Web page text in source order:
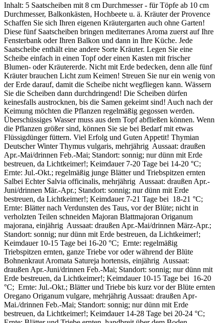
Inhalt: 5 Saatscheiben mit 8 cm Durchmesser - für Töpfe ab 10 cm
Durchmesser, Balkonkästen, Hochbeete u. ä. Kräuter der Provence
Schaffen Sie sich Ihren eigenen Kräutergarten auch ohne Garten!
Diese fünf Saatscheiben bringen mediterranes Aroma zuerst auf Ihre
Fensterbank oder Ihren Balkon und dann in Ihre Küche. Jede
Saatscheibe enthält eine andere Sorte Kräuter. Legen Sie eine
Scheibe einfach in einen Topf oder einen Kasten mit frischer
Blumen- oder Kräutererde. Nicht mit Erde bedecken, denn alle fünf
Kräuter brauchen Licht zum Keimen! Streuen Sie nur ein wenig von
der Erde darauf, damit die Scheibe nicht wegfliegen kann. Wässern
Sie die Scheiben dann durchdringend! Die Scheiben dürfen
keinesfalls austrocknen, bis die Samen gekeimt sind! Auch nach der
Keimung möchten die Pflanzen regelmäßig gegossen werden.
Überschüssiges Wasser muss aus dem Topf abfließen können. Wenn
die Pflanzen größer sind, können Sie sie bei Bedarf mit etwas
Flüssigdünger füttern. Viel Erfolg und Guten Appetit! Thymian
Deutscher Winter Thymus vulgaris, mehrjährig Aussaat: draußen
Apr.-Mai/drinnen Feb.-Mai; Standort: sonnig; nur dünn mit Erde
bestreuen, da Lichtkeimer!; Keimdauer 7-20 Tage bei 14-20 °C;
Ernte: Jul.-Okt.; regelmäßig junge Blätter und Triebspitzen ernten
Salbei Echter Salvia officinalis, mehrjährig Aussaat: draußen Apr.-
Juni/drinnen Mär.-Apr.; Standort: sonnig; nur dünn mit Erde
bestreuen, da Lichtkeimer!; Keimdauer 7-21 Tage bei 18-21 °C;
Ernte: Blätter nach Verdunsten des Taus, vor der Blüte; nicht in
verholzten Teilen schneiden Majoran Blattmajoran Origanum
majorana, einjährig Aussaat: draußen Apr.-Mai/drinnen März-Apr.;
Standort: sonnig; nur dünn mit Erde bestreuen, da Lichtkeimer!;
Keimdauer 10-15 Tage bei 16-20 °C; Ernte: regelmäßig
Triebspitzen ernten, ganze Triebe vor oder während der Blüte
Bohnenkraut Aromata Satureja hortensis, einjährig Aussaat:
draußen Apr.-Juni/drinnen Feb.-Mai; Standort: sonnig; nur dünn mit
Erde bestreuen, da Lichtkeimer!; Keimdauer 10-15 Tage bei 16-20
°C; Ernte: Jul.-Okt.; Blätter und Triebe bis kurz vor der Blüte ernten
Oregano Origanum vulgare, mehrjährig Aussaat: draußen Apr-
Mai./drinnen Feb.-Mai; Standort: sonnig; nur dünn mit Erde
bestreuen, da Lichtkeimer!; Keimdauer 14-28 Tage bei 20-24 °C;